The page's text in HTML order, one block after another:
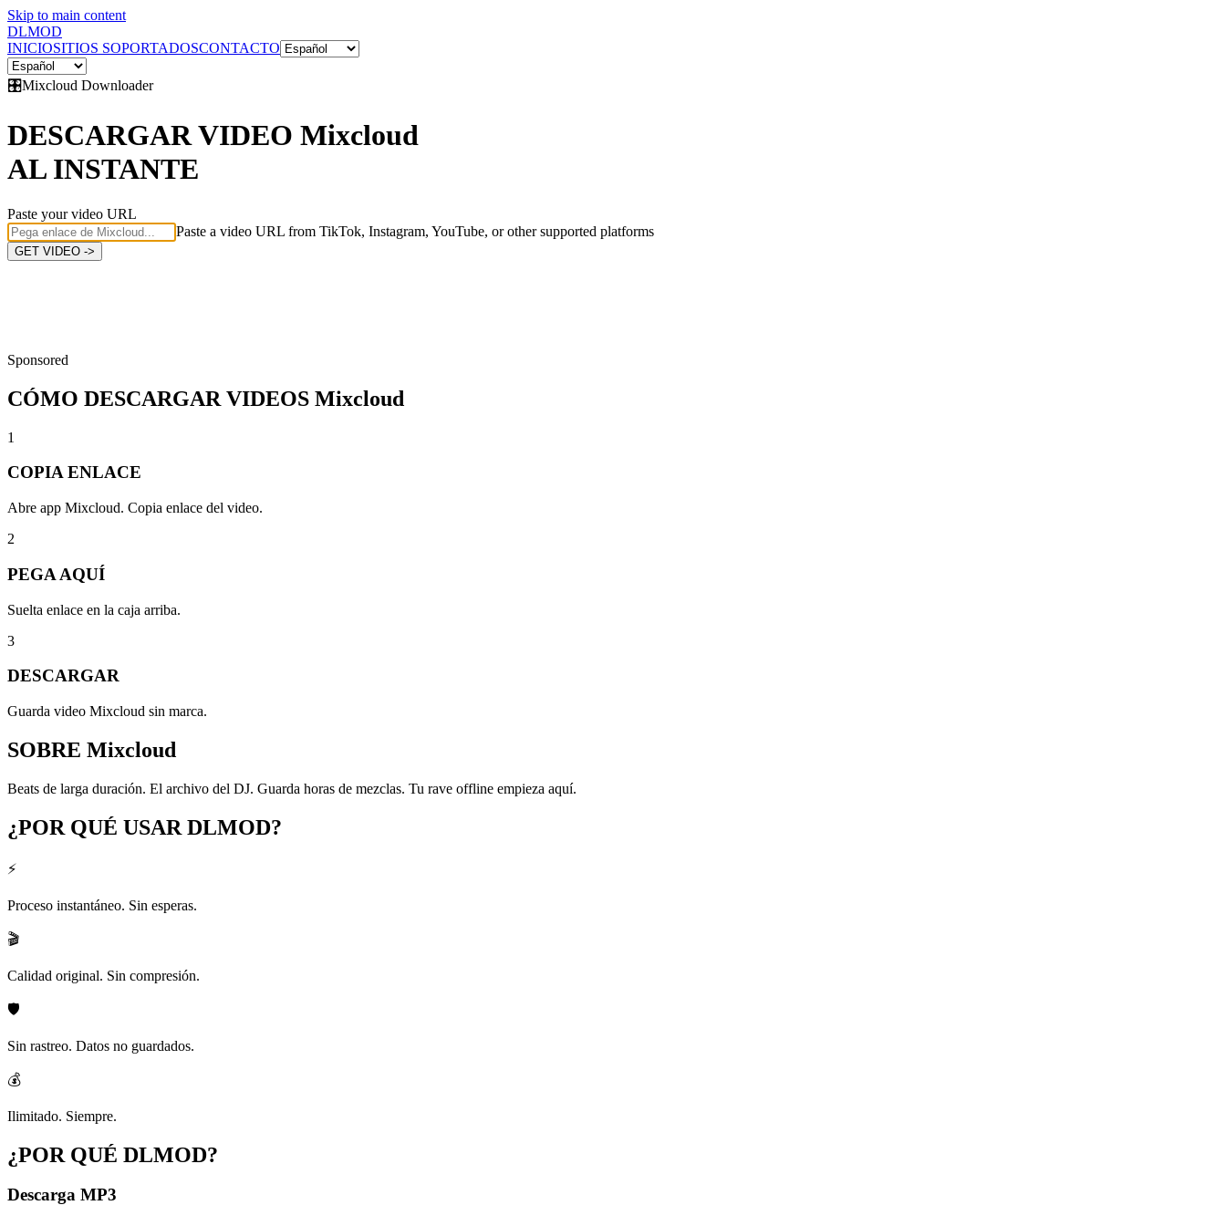
Skip to main content
DLMOD
INICIOSITIOS SOPORTADOSCONTACTO
🎛️Mixcloud Downloader
DESCARGAR VIDEO Mixcloud
AL INSTANTE
Paste your video URL
Paste a video URL from TikTok, Instagram, YouTube, or other supported platforms
GET VIDEO ->
Sponsored
CÓMO DESCARGAR VIDEOS Mixcloud
1
COPIA ENLACE
Abre app Mixcloud. Copia enlace del video.
2
PEGA AQUÍ
Suelta enlace en la caja arriba.
3
DESCARGAR
Guarda video Mixcloud sin marca.
SOBRE Mixcloud
Beats de larga duración. El archivo del DJ. Guarda horas de mezclas. Tu rave offline empieza aquí.
¿POR QUÉ USAR DLMOD?
⚡
Proceso instantáneo. Sin esperas.
🎬
Calidad original. Sin compresión.
🛡️
Sin rastreo. Datos no guardados.
💰
Ilimitado. Siempre.
¿POR QUÉ DLMOD?
Descarga MP3